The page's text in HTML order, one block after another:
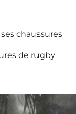
chaussures
de rugby